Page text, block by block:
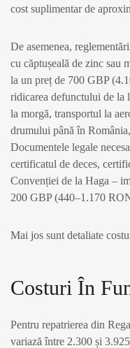
cost suplimentar de
De asemenea,
cu căptușeală de zinc sau
la un preț de 700 GBP
ridicarea defunctului de la
la morgă, transportul la
drumului până în
Documentele legale
certificatul de deces,
Convenției de la Haga –
200 GBP (440–1.170
Mai jos sunt detaliate
Costuri În
Pentru repatrierea din
variază între 2.300 și